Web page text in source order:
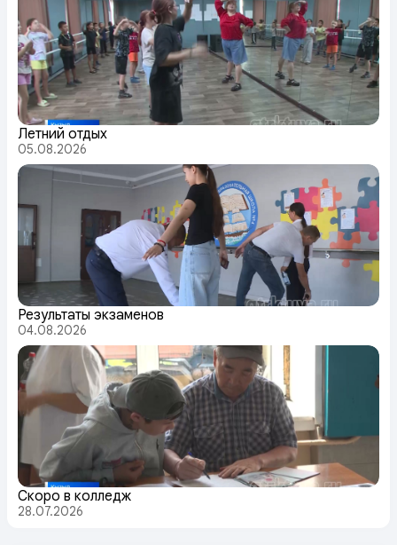
Летний отдых
05.08.2026
Результаты экзаменов
04.08.2026
Скоро в колледж
28.07.2026